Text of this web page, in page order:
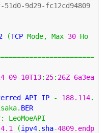
51d0-9d29-fc12cd94809
(TCP Mode, Max 30 Ho
-09-10T13: 25: 26Z 6a3ea
API IP - 188.114.
. BER
:
LeoMoeAPI
4.1 (ipv4. sha-4809.endp